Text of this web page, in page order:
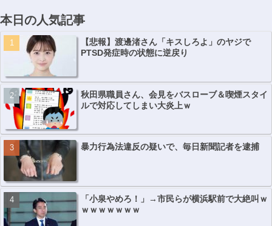
本日の人気記事
【悲報】渡邊渚さん「キスしろよ」のヤジで
PTSD発症時の状態に逆戻り
秋田県職員さん、会見をバスローブ＆喫煙スタイ
ルで対応してしまい大炎上ｗ
暴力行為法違反の疑いで、毎日新聞記者を逮捕
「小泉やめろ！」→市民らが横浜駅前で大絶叫ｗ
ｗｗｗｗｗｗｗ